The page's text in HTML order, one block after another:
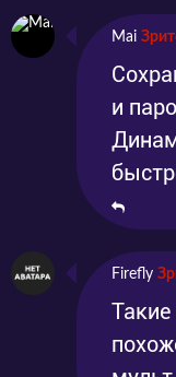
Mai
и
Firefly